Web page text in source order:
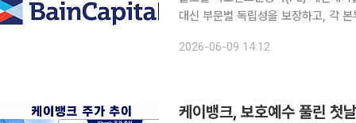
대신 부문별 독립성을 보장하고, 각
파트너로 합류할 것으로 전해진다. 배
2026-06-09 14:12
케이뱅크, 보호예수 풀린 첫